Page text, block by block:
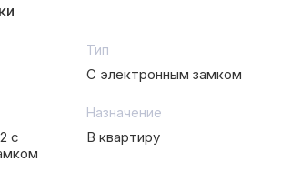
Тип
С электронным замком
с
Назначение
В квартиру